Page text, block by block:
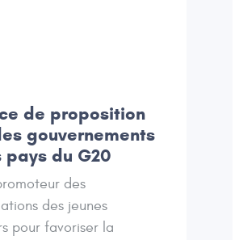
de proposition
gouvernements
pays du G20
des
des jeunes
pour favoriser la